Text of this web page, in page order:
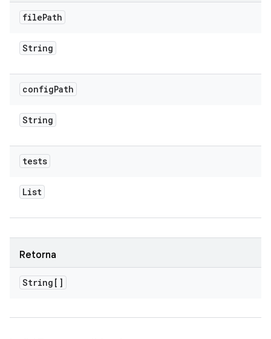
filePath
String
configPath
String
tests
List
Retorna
String[]